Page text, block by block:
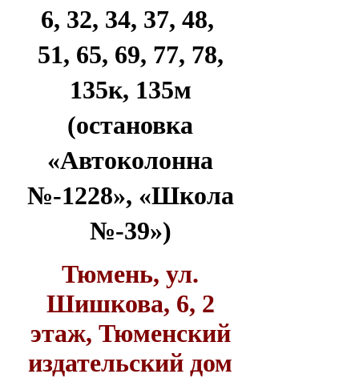
6, 32, 34, 37, 48,
51, 65, 69, 77, 78,
135к, 135м
(остановка
«Автоколонна
№-1228», «Школа
№-39»)
Тюмень, ул.
Шишкова, 6, 2
этаж, Тюменский
издательский дом